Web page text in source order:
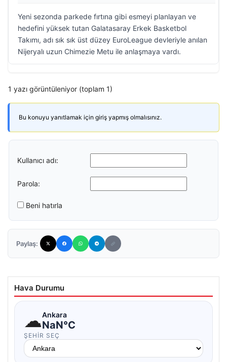
Yeni sezonda parkede fırtına gibi esmeyi planlayan ve
hedefini yüksek tutan Galatasaray Erkek Basketbol
Takımı, adı sık sık üst düzey EuroLeague devleriyle anılan
Nijeryalı uzun Chimezie Metu ile anlaşmaya vardı.
1 yazı görüntüleniyor (toplam 1)
Bu konuyu yanıtlamak için giriş yapmış olmalısınız.
Kullanıcı adı:
Parola:
Beni hatırla
Paylaş:
Hava Durumu
☁Ankara
NaN°C
ŞEHIR SEÇ